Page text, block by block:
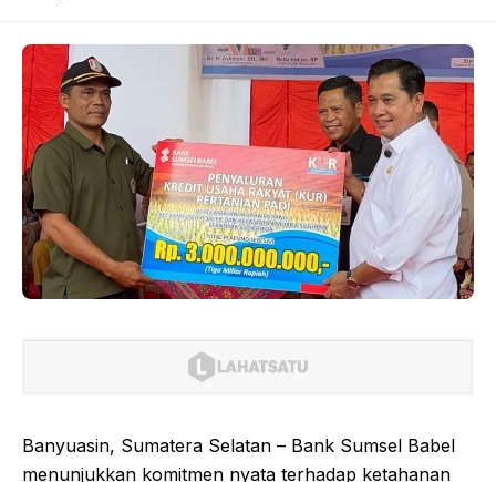
Banyuasin, Sumatera Selatan – Bank Sumsel Babel
menunjukkan komitmen nyata terhadap ketahanan